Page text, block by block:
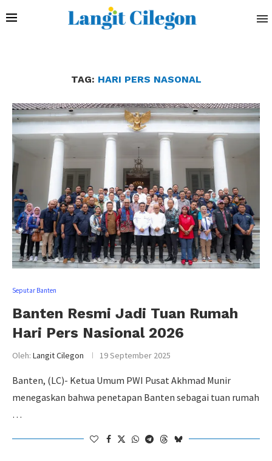
TAG: HARI PERS NASONAL
Seputar Banten
Banten Resmi Jadi Tuan Rumah
Hari Pers Nasional 2026
Oleh: Langit Cilegon 19 September 2025
Banten, (LC)- Ketua Umum PWI Pusat Akhmad Munir
menegaskan bahwa penetapan Banten sebagai tuan rumah
…